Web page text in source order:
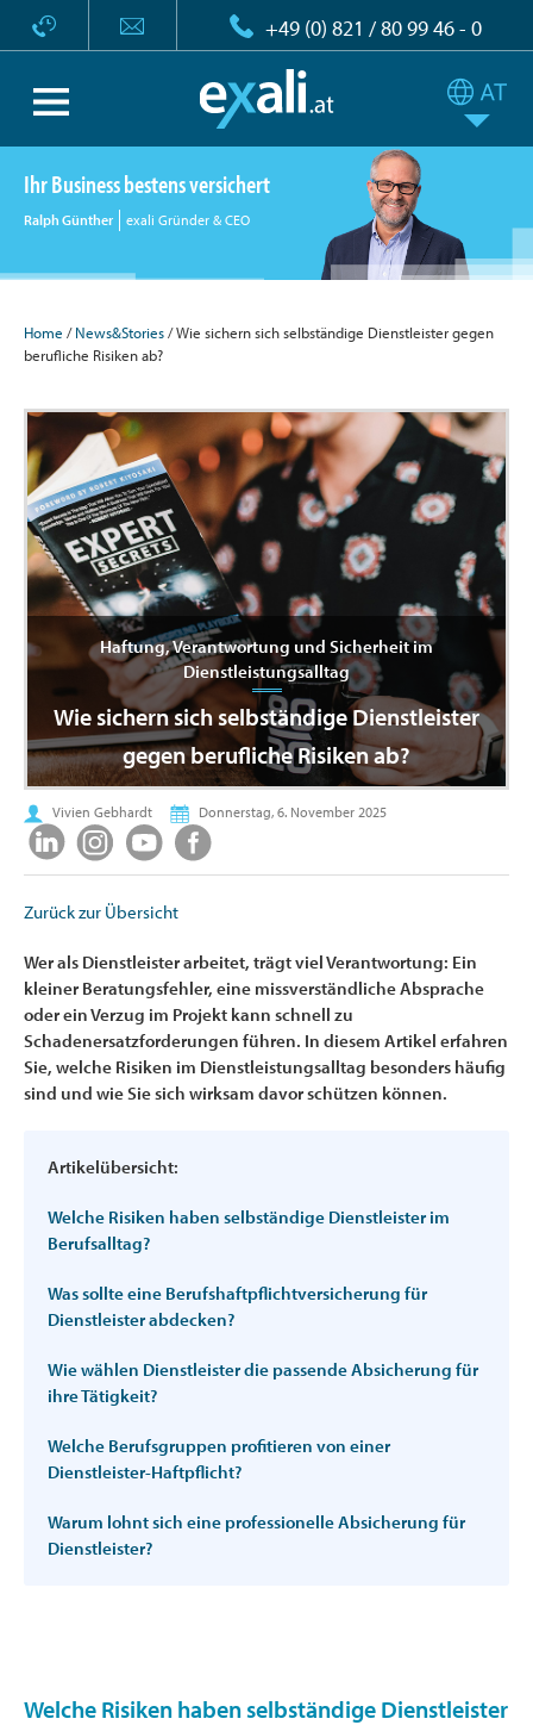
+49 (0) 821 / 80 99 46 - 0
Ihr Business bestens versichert
Ralph Günther exali Gründer & CEO
Home /News&Stories/ Wie sichern sich selbständige Dienstleister gegen
berufliche Risiken ab?
Haftung, Verantwortung und Sicherheit im
Dienstleistungsalltag
Wie sichern sich selbständige Dienstleister
gegen berufliche Risiken ab?
Vivien Gebhardt Donnerstag, 6. November 2025
Zurück zur Übersicht
Wer als Dienstleister arbeitet, trägt viel Verantwortung: Ein
kleiner Beratungsfehler, eine missverständliche Absprache
oder ein Verzug im Projekt kann schnell zu
Schadenersatzforderungen führen. In diesem Artikel erfahren
Sie, welche Risiken im Dienstleistungsalltag besonders häufig
sind und wie Sie sich wirksam davor schützen können.
Artikelübersicht:
Welche Risiken haben selbständige Dienstleister im
Berufsalltag?
Was sollte eine Berufshaftpflichtversicherung für
Dienstleister abdecken?
Wie wählen Dienstleister die passende Absicherung für
ihre Tätigkeit?
Welche Berufsgruppen profitieren von einer
Dienstleister-Haftpflicht?
Warum lohnt sich eine professionelle Absicherung für
Dienstleister?
Welche Risiken haben selbständige Dienstleister